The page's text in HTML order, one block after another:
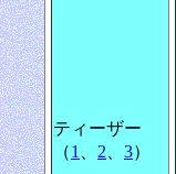
ティーザー
（1 2 3）